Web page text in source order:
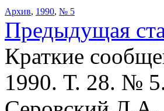
Архив, 1990, № 5
Предыдущая
Краткие
1990. Т. 28. №